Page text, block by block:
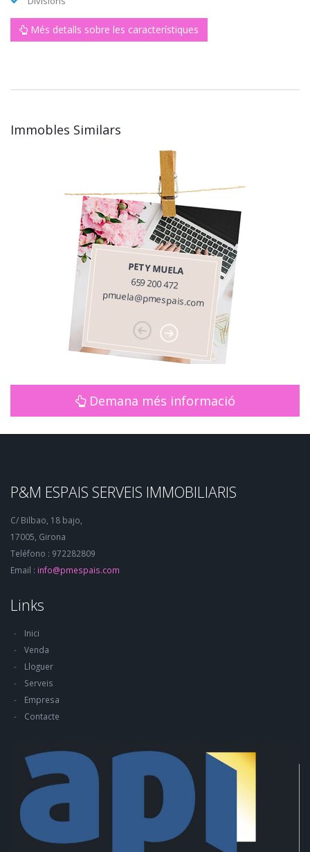
Més detalls sobre les característiques
Immobles Similars
PETY MUELA
659 200 472
pmuela@pmespais.com
Demana més informació
P&M ESPAIS SERVEIS IMMOBILIARIS
C/ Bilbao, 18 bajo,
17005, Girona
Teléfono : 972282809
Email : info@pmespais.com
Links
Inici
Venda
Lloguer
Serveis
Empresa
Contacte